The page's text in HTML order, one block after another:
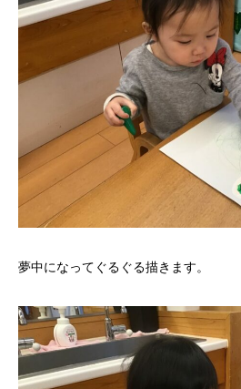
夢中になってぐるぐる描きます。